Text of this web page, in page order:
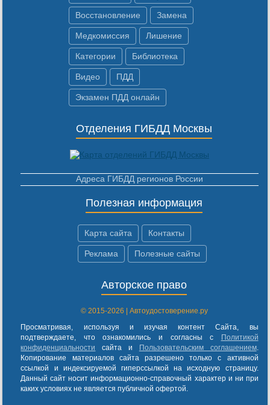
Восстановление Замена
Медкомиссия Лишение
Категории Библиотека
Видео ПДД
Экзамен ПДД онлайн
Отделения ГИБДД Москвы
Адреса ГИБДД регионов России
Полезная информация
Карта сайта Контакты
Реклама Полезные сайты
Авторское право
© 2015-2026 | Автоудостоверение.ру
Просматривая, используя и изучая контент Сайта, вы
подтверждаете, что ознакомились и согласны с
Политикой
конфиденциальности
сайта и Пользовательским соглашением.
Копирование материалов сайта разрешено только с активной
ссылкой и индексируемой гиперссылкой на исходную страницу.
Данный сайт носит информационно-справочный характер и ни при
каких условиях не является публичной офертой.